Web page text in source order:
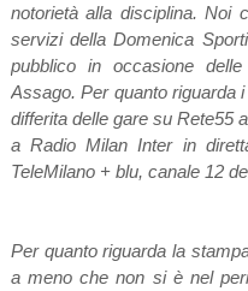
notorietà alla disciplina. Noi
servizi della Domenica
pubblico in occasione
Assago. Per quanto riguarda
differita delle gare su Rete55
a Radio Milan Inter in
TeleMilano + blu, canale 12
Per quanto riguarda la
a meno che non si è nel